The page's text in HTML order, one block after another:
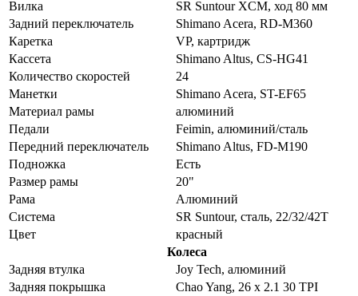
Вилка
SR Suntour XCM, ход 80 мм
Задний переключатель
Shimano Acera, RD-M360
Каретка
VP, картридж
Кассета
Shimano Altus, CS-HG41
Количество скоростей
24
Манетки
Shimano Acera, ST-EF65
Материал рамы
алюминий
Педали
Feimin, алюминий/сталь
Передний переключатель
Shimano Altus, FD-M190
Подножка
Есть
Размер рамы
20"
Рама
Алюминий
Система
SR Suntour, сталь, 22/32/42T
Цвет
красный
Колеса
Задняя втулка
Joy Tech, алюминий
Задняя покрышка
Chao Yang, 26 x 2.1 30 TPI